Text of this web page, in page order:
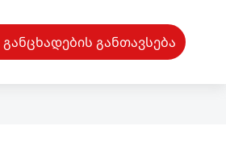
განცხადების განთავსება